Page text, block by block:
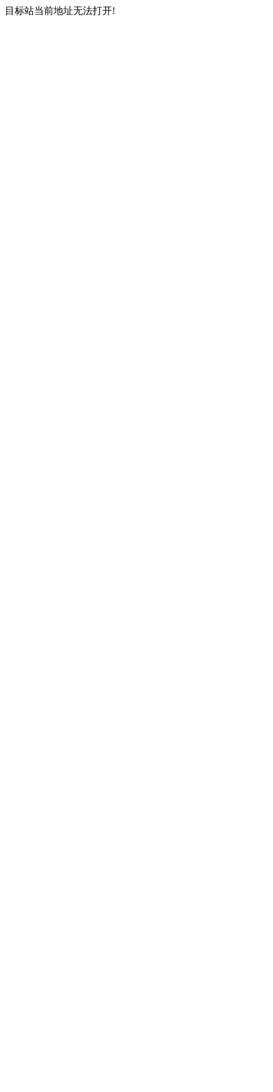
目标站当前地址无法打开!